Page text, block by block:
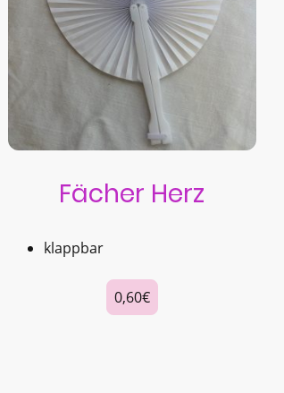
Fächer Herz
klappbar
0,60€